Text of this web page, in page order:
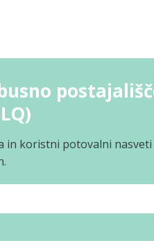
in koristni potovalni